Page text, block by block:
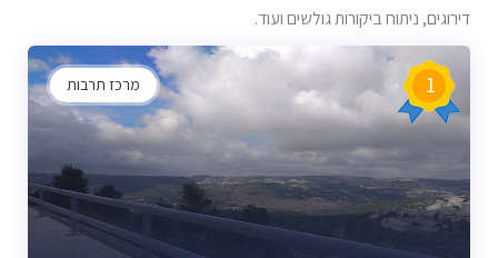
דירוגים, ניתוח ביקורות גולשים ועוד.
מרכז תרבות 1